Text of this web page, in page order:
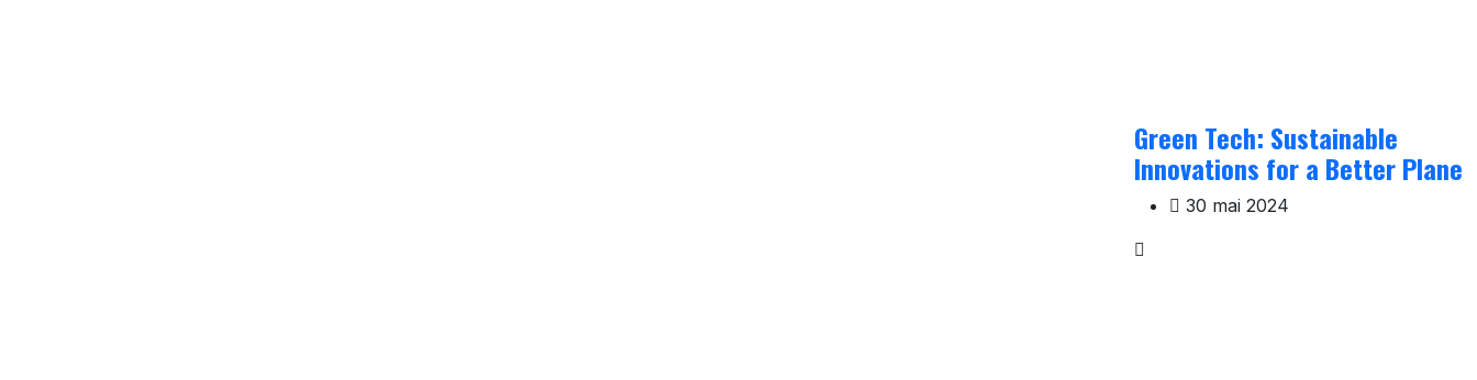
Green Tech: Sustainable
Innovations for a Better Plane
30 mai 2024